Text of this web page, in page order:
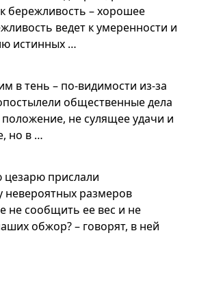
бережливость – хорошее
ведет к умеренности и
истинных …
в тень – по-видимости из-за
общественные дела
не сулящее удачи и
но в …
цезарю прислали
невероятных размеров
не сообщить ее вес и не
обжор? – говорят, в ней